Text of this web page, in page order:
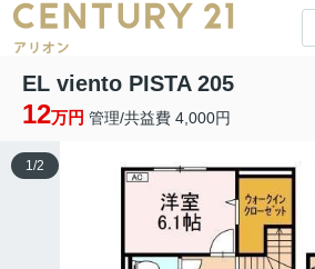
EL viento PISTA 205
12万円 管理/共益費 4,000円
1/2